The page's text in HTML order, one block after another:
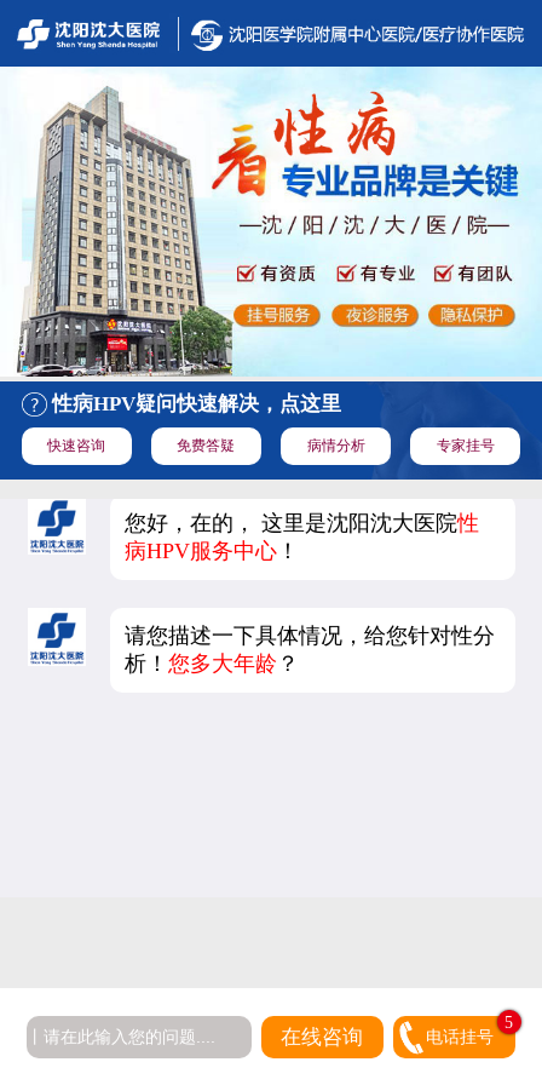
性病HPV疑问快速解决，点这里
快速咨询 免费答疑 病情分析 专家挂号
您好，在的， 这里是沈阳沈大医院性
病HPV服务中心 ！
请您描述一下具体情况，给您针对性分
析！您多大年龄 ？
在线咨询 电话挂号
5